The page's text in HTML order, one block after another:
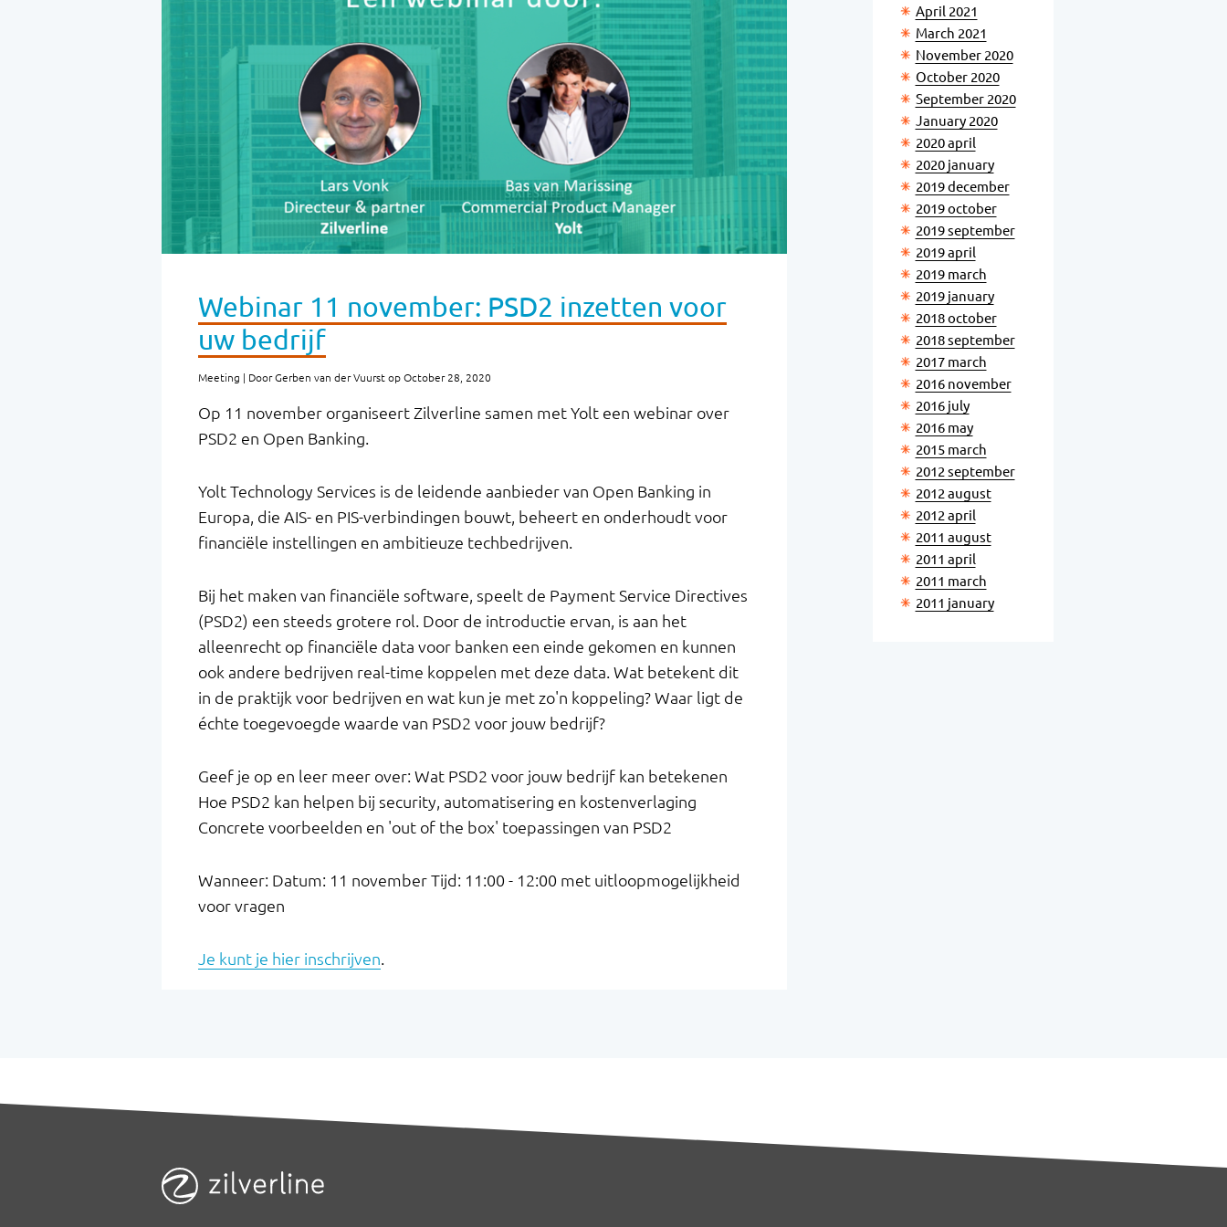
Webinar 11 november: PSD2 inzetten voor
uw bedrijf
Meeting | Door Gerben van der Vuurst op October 28, 2020
Op 11 november organiseert Zilverline samen met Yolt een webinar over
PSD2 en Open Banking.
Yolt Technology Services is de leidende aanbieder van Open Banking in
Europa, die AIS- en PIS-verbindingen bouwt, beheert en onderhoudt voor
financiële instellingen en ambitieuze techbedrijven.
Bij het maken van financiële software, speelt de Payment Service Directives
(PSD2) een steeds grotere rol. Door de introductie ervan, is aan het
alleenrecht op financiële data voor banken een einde gekomen en kunnen
ook andere bedrijven real-time koppelen met deze data. Wat betekent dit
in de praktijk voor bedrijven en wat kun je met zo'n koppeling? Waar ligt de
échte toegevoegde waarde van PSD2 voor jouw bedrijf?
Geef je op en leer meer over: Wat PSD2 voor jouw bedrijf kan betekenen
Hoe PSD2 kan helpen bij security, automatisering en kostenverlaging
Concrete voorbeelden en 'out of the box' toepassingen van PSD2
Wanneer: Datum: 11 november Tijd: 11:00 - 12:00 met uitloopmogelijkheid
voor vragen
Je kunt je hier inschrijven.
April 2021
March 2021
November 2020
October 2020
September 2020
January 2020
2020 april
2020 january
2019 december
2019 october
2019 september
2019 april
2019 march
2019 january
2018 october
2018 september
2017 march
2016 november
2016 july
2016 may
2015 march
2012 september
2012 august
2012 april
2011 august
2011 april
2011 march
2011 january